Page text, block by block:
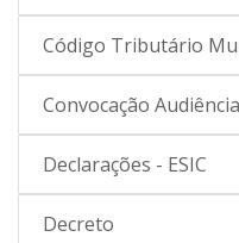
Código Tributário
Convocação
Declarações - ESIC
Decreto